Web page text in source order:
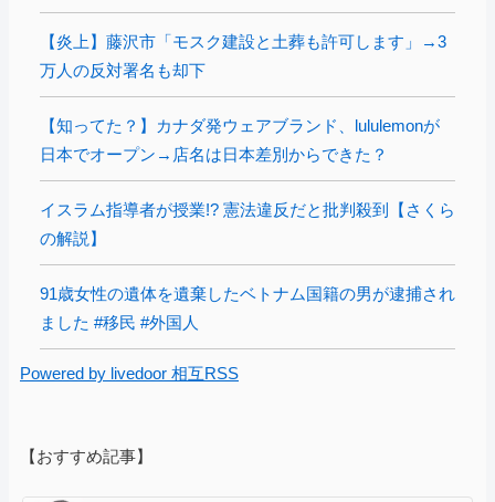
【炎上】藤沢市「モスク建設と土葬も許可します」→3
万人の反対署名も却下
【知ってた？】カナダ発ウェアブランド、lululemonが
日本でオープン→店名は日本差別からできた？
イスラム指導者が授業!? 憲法違反だと批判殺到【さくら
の解説】
91歳女性の遺体を遺棄したベトナム国籍の男が逮捕され
ました #移民 #外国人
Powered by livedoor 相互RSS
【おすすめ記事】